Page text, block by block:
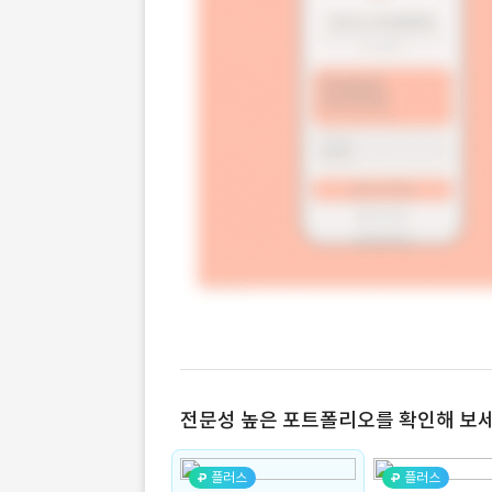
전문성 높은 포트폴리오를 확인해 보
플러스 플러스